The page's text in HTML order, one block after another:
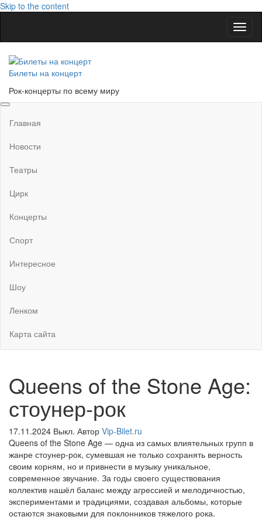
Skip to the content
Билеты на концерт
Рок-концерты по всему миру
Главная
Новости
Театры
Цирк
Концерты
Спорт
Интересное
Шоу
Ленком
Карта сайта
Queens of the Stone Age:
стоунер-рок
17.11.2024 Выкл. Автор Vip-Bilet.ru
Queens of the Stone Age — одна из самых влиятельных групп в
жанре стоунер-рок, сумевшая не только сохранять верность
своим корням, но и привнести в музыку уникальное,
современное звучание. За годы своего существования
коллектив нашёл баланс между агрессией и мелодичностью,
экспериментами и традициями, создавая альбомы, которые
остаются знаковыми для поклонников тяжелого рока.